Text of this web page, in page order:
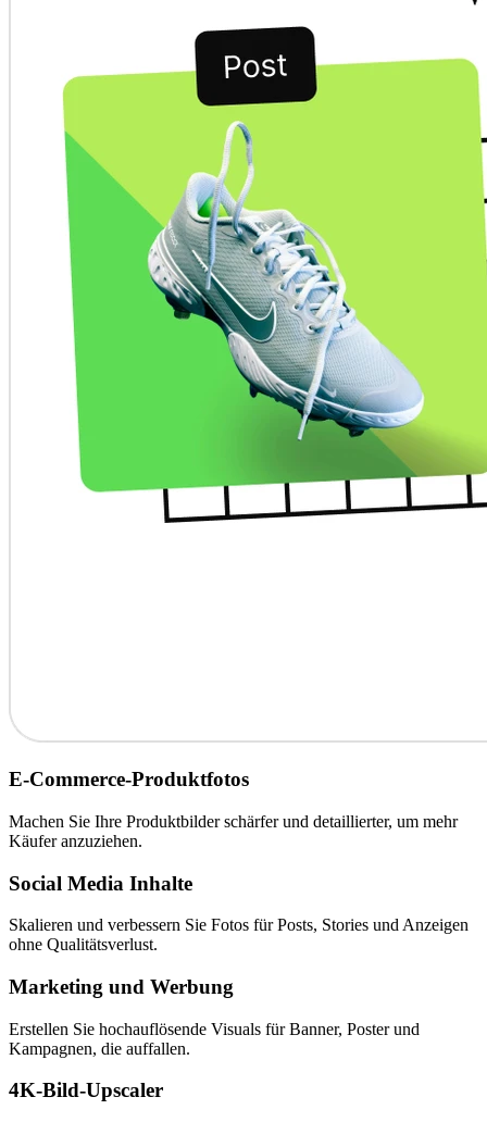
E-Commerce-Produktfotos
Machen Sie Ihre Produktbilder schärfer und detaillierter, um mehr
Käufer anzuziehen.
Social Media Inhalte
Skalieren und verbessern Sie Fotos für Posts, Stories und Anzeigen
ohne Qualitätsverlust.
Marketing und Werbung
Erstellen Sie hochauflösende Visuals für Banner, Poster und
Kampagnen, die auffallen.
4K-Bild-Upscaler